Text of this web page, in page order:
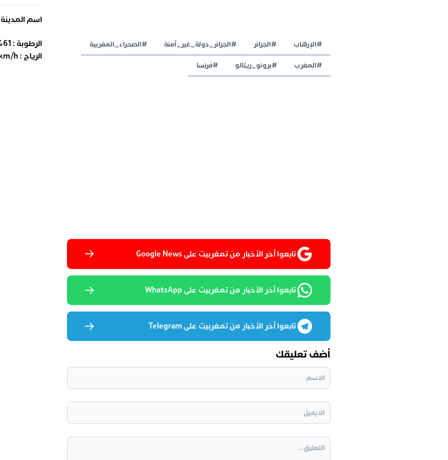
#الإرهاب #الجزائر #الجزائر_دولة_غير_آمنة #الصحراء_المغربية
#المغرب #برونو_ريتالو #فرنسا
تابعوا آخر الأخبار من تمغربيت على Google News
تابعوا آخر الأخبار من تمغربيت على WhatsApp
تابعوا آخر الأخبار من تمغربيت على Telegram
أضف تعليقك
اسم المدينة
الرطوبة : 61
الرياح :h